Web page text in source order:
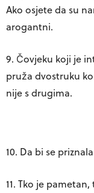
Ako osjete da su
arogantni.
9. Čovjeku koji je
pruža dvostruku
nije s drugima.
10. Da bi se
11. Tko je